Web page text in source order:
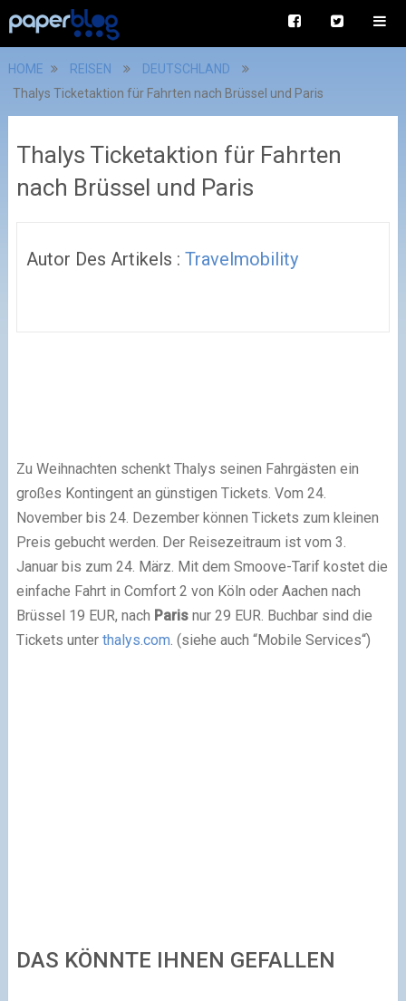
HOME REISEN
DEUTSCHLAND
Thalys Ticketaktion für Fahrten nach Brüssel und Paris
Thalys Ticketaktion für Fahrten
nach Brüssel und Paris
Autor Des Artikels : Travelmobility
Zu Weihnachten schenkt Thalys seinen Fahrgästen ein
großes Kontingent an günstigen Tickets. Vom 24.
November bis 24. Dezember können Tickets zum kleinen
Preis gebucht werden. Der Reisezeitraum ist vom 3.
Januar bis zum 24. März. Mit dem Smoove-Tarif kostet die
einfache Fahrt in Comfort 2 von Köln oder Aachen nach
Brüssel 19 EUR, nach Parisnur 29 EUR. Buchbar sind die
Tickets unter thalys.com. (siehe auch “Mobile Services“)
DAS KÖNNTE IHNEN GEFALLEN